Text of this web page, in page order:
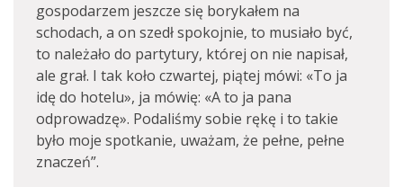
gospodarzem jeszcze się borykałem na
schodach, a on szedł spokojnie, to musiało być,
to należało do partytury, której on nie napisał,
ale grał. I tak koło czwartej, piątej mówi: «To ja
idę do hotelu», ja mówię: «A to ja pana
odprowadzę». Podaliśmy sobie rękę i to takie
było moje spotkanie, uważam, że pełne, pełne
znaczeń”.